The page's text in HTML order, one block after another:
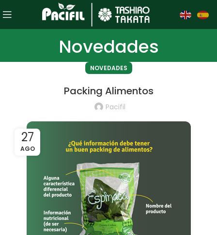
Novedades
NOVEDADES
Packing Alimentos
Pacifil
27
AGO